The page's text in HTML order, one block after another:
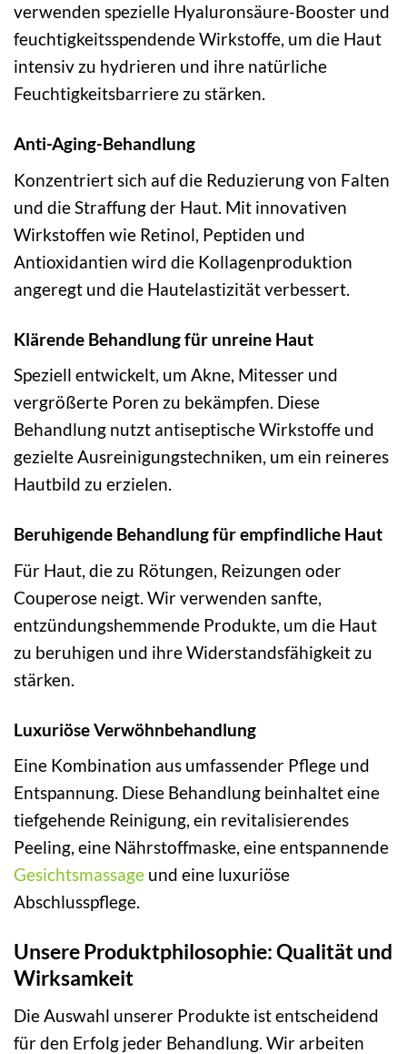
verwenden spezielle Hyaluronsäure-Booster und
feuchtigkeitsspendende Wirkstoffe, um die Haut
intensiv zu hydrieren und ihre natürliche
Feuchtigkeitsbarriere zu stärken.
Anti-Aging-Behandlung
Konzentriert sich auf die Reduzierung von Falten
und die Straffung der Haut. Mit innovativen
Wirkstoffen wie Retinol, Peptiden und
Antioxidantien wird die Kollagenproduktion
angeregt und die Hautelastizität verbessert.
Klärende Behandlung für unreine Haut
Speziell entwickelt, um Akne, Mitesser und
vergrößerte Poren zu bekämpfen. Diese
Behandlung nutzt antiseptische Wirkstoffe und
gezielte Ausreinigungstechniken, um ein reineres
Hautbild zu erzielen.
Beruhigende Behandlung für empfindliche Haut
Für Haut, die zu Rötungen, Reizungen oder
Couperose neigt. Wir verwenden sanfte,
entzündungshemmende Produkte, um die Haut
zu beruhigen und ihre Widerstandsfähigkeit zu
stärken.
Luxuriöse Verwöhnbehandlung
Eine Kombination aus umfassender Pflege und
Entspannung. Diese Behandlung beinhaltet eine
tiefgehende Reinigung, ein revitalisierendes
Peeling, eine Nährstoffmaske, eine entspannende
Gesichtsmassage und eine luxuriöse
Abschlusspflege.
Unsere Produktphilosophie: Qualität und
Wirksamkeit
Die Auswahl unserer Produkte ist entscheidend
für den Erfolg jeder Behandlung. Wir arbeiten